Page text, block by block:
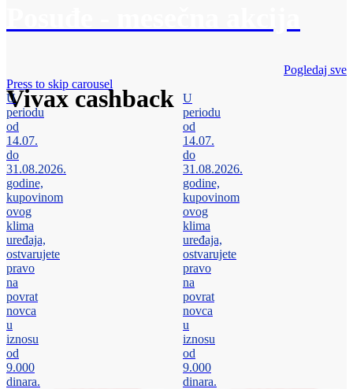
Vivax cashback
Pogledaj sve
Press to skip carousel
U
periodu
od
14.07.
do
31.08.2026.
godine,
kupovinom
ovog
klima
uređaja,
ostvarujete
pravo
na
povrat
novca
u
iznosu
od
9.000
dinara.
U
periodu
od
14.07.
do
31.08.2026.
godine,
kupovinom
ovog
klima
uređaja,
ostvarujete
pravo
na
povrat
novca
u
iznosu
od
9.000
dinara.